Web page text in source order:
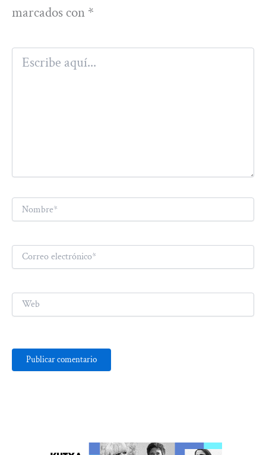
marcados con *
Escribe
aquí...
Nombre*
Correo
electrónico*
Web